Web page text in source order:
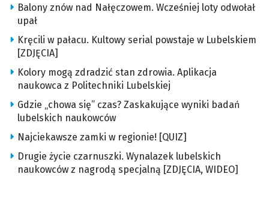
Balony znów nad Nałęczowem. Wcześniej loty odwołał
upał
Kręcili w pałacu. Kultowy serial powstaje w Lubelskiem
[ZDJĘCIA]
Kolory mogą zdradzić stan zdrowia. Aplikacja
naukowca z Politechniki Lubelskiej
Gdzie „chowa się” czas? Zaskakujące wyniki badań
lubelskich naukowców
Najciekawsze zamki w regionie! [QUIZ]
Drugie życie czarnuszki. Wynalazek lubelskich
naukowców z nagrodą specjalną [ZDJĘCIA, WIDEO]